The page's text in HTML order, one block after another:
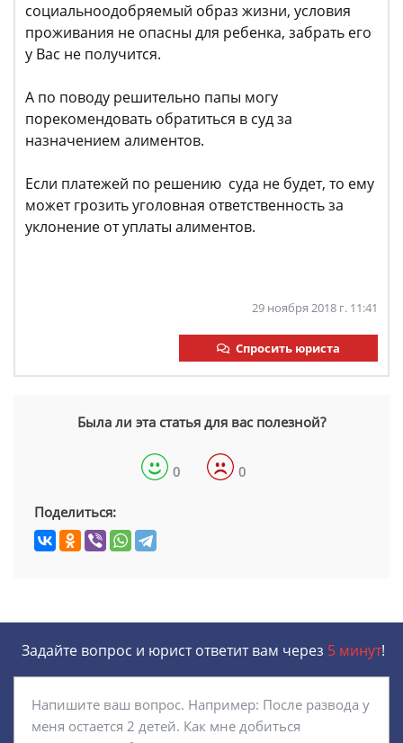
социальноодобряемый образ жизни, условия
проживания не опасны для ребенка, забрать его
у Вас не получится.
А по поводу решительно папы могу
порекомендовать обратиться в суд за
назначением алиментов.
Если платежей по решению суда не будет, то ему
может грозить уголовная ответственность за
уклонение от уплаты алиментов.
29 ноября 2018 г. 11:41
Спросить юриста
Была ли эта статья для вас полезной?
0 0
Поделиться:
Задайте вопрос и юрист ответит вам через 5 минут!